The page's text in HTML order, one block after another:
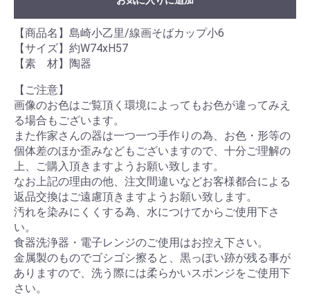
【商品名】島崎小乙里/線画そばカップ小6
【サイズ】約W74xH57
【素 材】陶器
【ご注意】
画像のお色はご覧頂く環境によってもお色が違ってみえ
る場合もございます。
また作家さんの器は一つ一つ手作りの為、お色・形等の
個体差のほか歪みなどもございますので、十分ご理解の
上、ご購入頂きますようお願い致します。
なお上記の理由の他、注文間違いなどお客様都合による
返品交換はご遠慮頂きますようお願い致します。
汚れを染みにくくする為、水につけてからご使用下さ
い。
食器洗浄器・電子レンジのご使用はお控え下さい。
金属製のものでゴシゴシ擦ると、黒っぽい跡が残る事が
ありますので、洗う際には柔らかいスポンジをご使用下
さい。